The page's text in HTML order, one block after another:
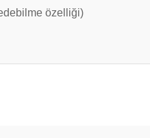
özelliği)